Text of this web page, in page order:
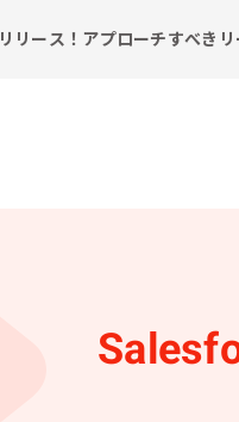
リリース！アプローチすべき
課題発見のソ